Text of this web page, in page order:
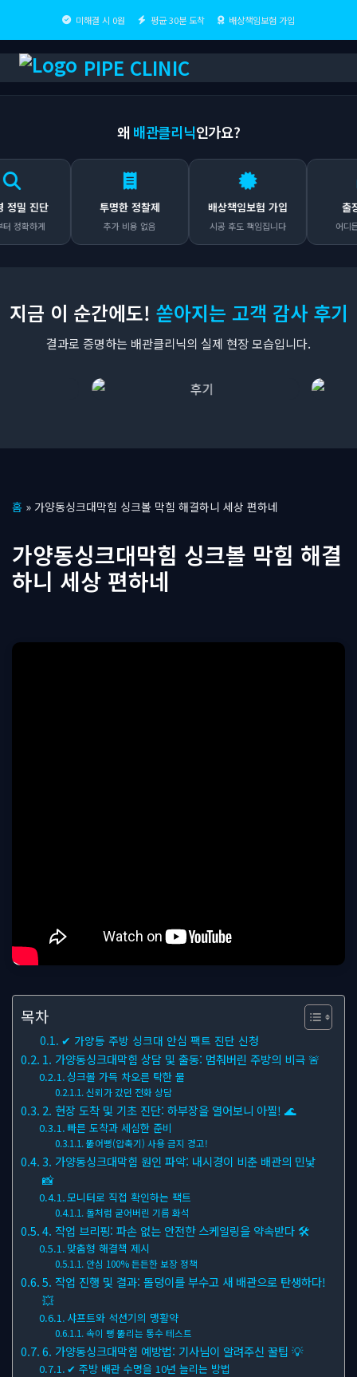
미해결 시 0원 평균 30분 도착 배상책임보험 가입
PIPE CLINIC
왜 배관클리닉인가요?
단
게
투명한 정찰제
추가 비용 없음
배상책임보험 가입
시공 후도 책임집니다
출장비 0원
어디든 무료
지금 이 순간에도! 쏟아지는 고객 감사 후기
결과로 증명하는 배관클리닉의 실제 현장 모습입니다.
텐
로
건
기
홈 » 가양동싱크대막힘 싱크볼 막힘 해결하니 세상 편하네
가양동싱크대막힘 싱크볼 막힘 해결
하니 세상 편하네
목차
✔ 가양동 주방 싱크대 안심 팩트 진단 신청
1. 가양동싱크대막힘 상담 및 출동: 멈춰버린 주방의 비극 🚨
싱크볼 가득 차오른 탁한 물
신뢰가 갔던 전화 상담
2. 현장 도착 및 기초 진단: 하부장을 열어보니 아찔! 🌊
빠른 도착과 세심한 준비
뚫어뻥(압축기) 사용 금지 경고!
3. 가양동싱크대막힘 원인 파악: 내시경이 비춘 배관의 민낯
📸
모니터로 직접 확인하는 팩트
돌처럼 굳어버린 기름 화석
4. 작업 브리핑: 파손 없는 안전한 스케일링을 약속받다 🛠
맞춤형 해결책 제시
안심 100% 든든한 보장 정책
5. 작업 진행 및 결과: 돌덩이를 부수고 새 배관으로 탄생하다!
💥
샤프트와 석션기의 맹활약
속이 뻥 뚫리는 통수 테스트
6. 가양동싱크대막힘 예방법: 기사님이 알려주신 꿀팁 💡
✔ 주방 배관 수명을 10년 늘리는 방법